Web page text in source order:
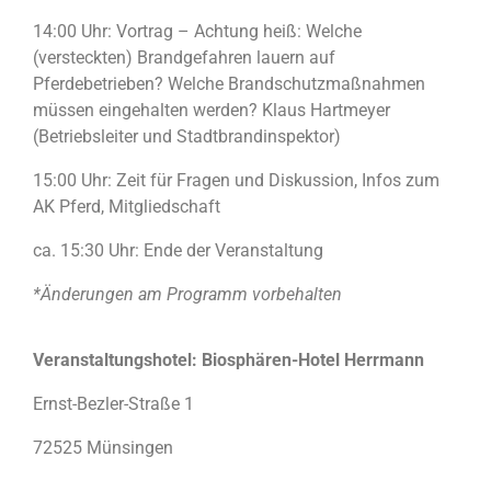
14:00 Uhr: Vortrag – Achtung heiß: Welche
(versteckten) Brandgefahren lauern auf
Pferdebetrieben? Welche Brandschutzmaßnahmen
müssen eingehalten werden? Klaus Hartmeyer
(Betriebsleiter und Stadtbrandinspektor)
15:00 Uhr: Zeit für Fragen und Diskussion, Infos zum
AK Pferd, Mitgliedschaft
ca. 15:30 Uhr: Ende der Veranstaltung
*Änderungen am Programm vorbehalten
Veranstaltungshotel: Biosphären-Hotel Herrmann
Ernst-Bezler-Straße 1
72525 Münsingen